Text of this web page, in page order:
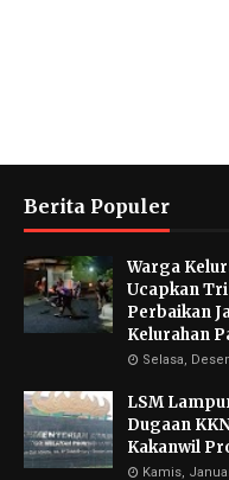
Berita Populer
Warga
Ucapkan
Perbaikan
Kelurahan
Selasa,
LSM
Dugaan
Kakanwil
Kamis,